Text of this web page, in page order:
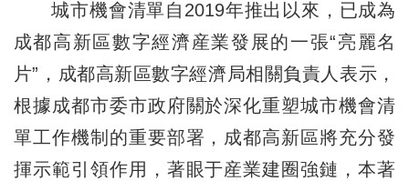
城市機會清單自2019年推出以來，已成為
成都高新區數字經濟産業發展的一張“亮麗名
片”，成都高新區數字經濟局相關負責人表示，
根據成都市委市政府關於深化重塑城市機會清
單工作機制的重要部署，成都高新區將充分發
揮示範引領作用，著眼于産業建圈強鏈，本著